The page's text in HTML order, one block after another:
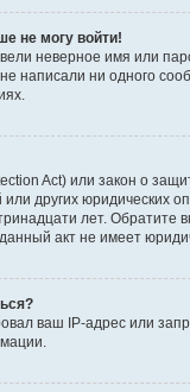
не могу войти!
неверное имя или
написали ни одного
Act) или закон о
других юридических
лет. Обратите
акт не имеет
ваш IP-адрес или